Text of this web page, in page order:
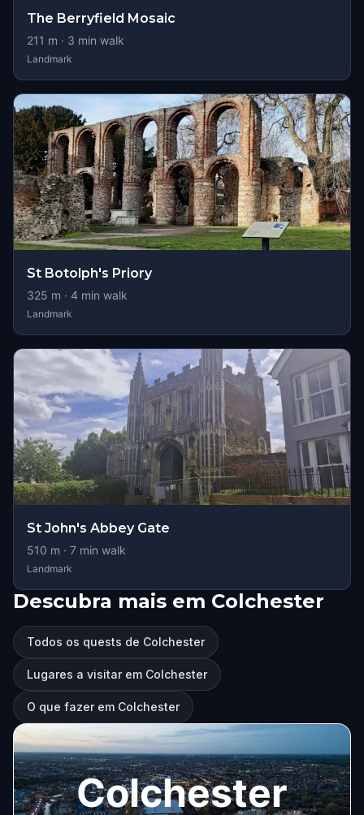
The Berryfield Mosaic
211 m · 3 min walk
Landmark
St Botolph's Priory
325 m · 4 min walk
Landmark
St John's Abbey Gate
510 m · 7 min walk
Landmark
Descubra mais em Colchester
Todos os quests de Colchester
Lugares a visitar em Colchester
O que fazer em Colchester
Colchester